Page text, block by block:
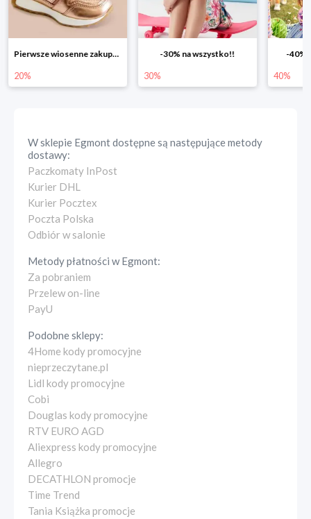
-30% na wszystko!!
30%
-40% na drugą sztukę
40% 25%
W sklepie Egmontdostępne są następujące metody
dostawy:
Paczkomaty InPost
Kurier DHL
Kurier Pocztex
Poczta Polska
Odbiór w salonie
Metody płatności wEgmont:
Za pobraniem
Przelew on-line
PayU
Podobne sklepy:
4Home kody promocyjne
nieprzeczytane.pl
Lidl kody promocyjne
Cobi
Douglas kody promocyjne
RTV EURO AGD
Aliexpress kody promocyjne
Allegro
DECATHLON promocje
Time Trend
Tania Książka promocje